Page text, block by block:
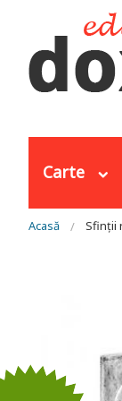
Carte
Eşti
Acasă Sfinții